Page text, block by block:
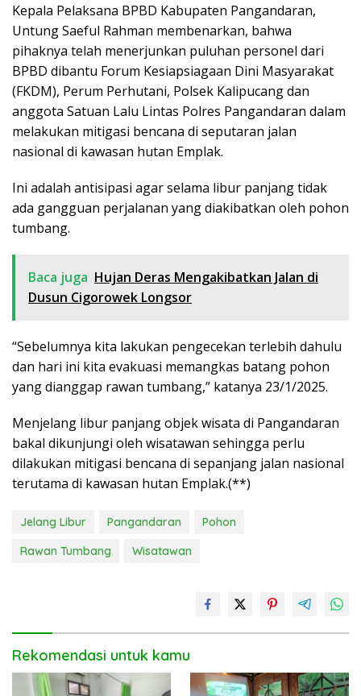
Kepala Pelaksana BPBD Kabupaten Pangandaran,
Untung Saeful Rahman membenarkan, bahwa
pihaknya telah menerjunkan puluhan personel dari
BPBD dibantu Forum Kesiapsiagaan Dini Masyarakat
(FKDM), Perum Perhutani, Polsek Kalipucang dan
anggota Satuan Lalu Lintas Polres Pangandaran dalam
melakukan mitigasi bencana di seputaran jalan
nasional di kawasan hutan Emplak.
Ini adalah antisipasi agar selama libur panjang tidak
ada gangguan perjalanan yang diakibatkan oleh pohon
tumbang.
Baca juga Hujan Deras Mengakibatkan Jalan di
Dusun Cigorowek Longsor
“Sebelumnya kita lakukan pengecekan terlebih dahulu
dan hari ini kita evakuasi memangkas batang pohon
yang dianggap rawan tumbang,” katanya 23/1/2025.
Menjelang libur panjang objek wisata di Pangandaran
bakal dikunjungi oleh wisatawan sehingga perlu
dilakukan mitigasi bencana di sepanjang jalan nasional
terutama di kawasan hutan Emplak.(**)
Jelang Libur Pangandaran
Pohon
Rawan Tumbang
Wisatawan
Rekomendasi untuk kamu